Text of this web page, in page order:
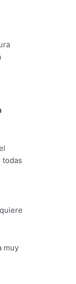
todas
muy